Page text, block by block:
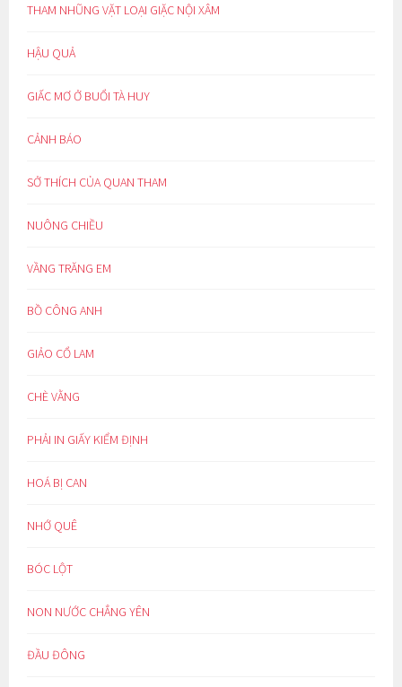
THAM NHŨNG VẶT LOẠI GIẶC NỘI XÂM
HẬU QUẢ
GIẤC MƠ Ở BUỔI TÀ HUY
CẢNH BÁO
SỞ THÍCH CỦA QUAN THAM
NUÔNG CHIỀU
VẦNG TRĂNG EM
BỒ CÔNG ANH
GIẢO CỔ LAM
CHÈ VẰNG
PHẢI IN GIẤY KIỂM ĐỊNH
HOÁ BỊ CAN
NHỚ QUÊ
BÓC LỘT
NON NƯỚC CHẲNG YÊN
ĐẦU ĐÔNG